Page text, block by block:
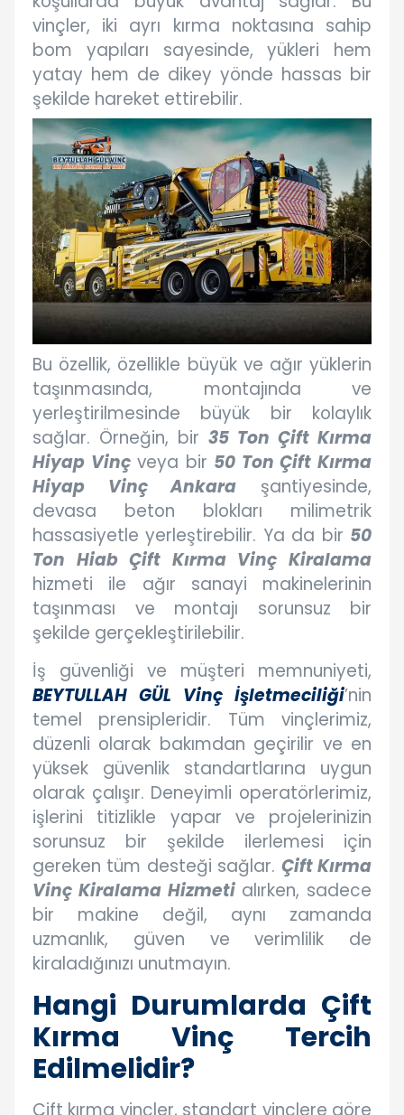
vinçler, iki ayrı kırma noktasına sahip
bom yapıları sayesinde, yükleri hem
yatay hem de dikey yönde hassas bir
şekilde hareket ettirebilir.
Bu özellik, özellikle büyük ve ağır yüklerin
taşınmasında, montajında ve
yerleştirilmesinde büyük bir kolaylık
sağlar. Örneğin, bir 35 Ton Çift Kırma
Hiyap Vinçveya bir 50 Ton Çift Kırma
Hiyap Vinç Ankara şantiyesinde,
devasa beton blokları milimetrik
hassasiyetle yerleştirebilir. Ya da bir 50
Ton Hiab Çift Kırma Vinç Kiralama
hizmeti ile ağır sanayi makinelerinin
taşınması ve montajı sorunsuz bir
şekilde gerçekleştirilebilir.
İş güvenliği ve müşteri memnuniyeti,
BEYTULLAH GÜL Vinç İşletmeciliği’nin
temel prensipleridir. Tüm vinçlerimiz,
düzenli olarak bakımdan geçirilir ve en
yüksek güvenlik standartlarına uygun
olarak çalışır. Deneyimli operatörlerimiz,
işlerini titizlikle yapar ve projelerinizin
sorunsuz bir şekilde ilerlemesi için
gereken tüm desteği sağlar. Çift Kırma
Vinç Kiralama Hizmetialırken, sadece
bir makine değil, aynı zamanda
uzmanlık, güven ve verimlilik de
kiraladığınızı unutmayın.
Hangi Durumlarda Çift
Kırma Vinç Tercih
Edilmelidir?